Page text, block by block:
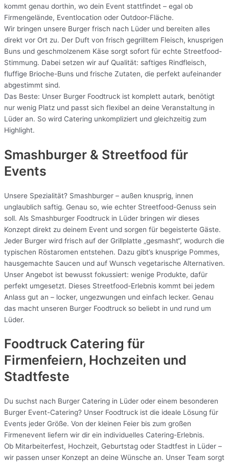
kommt genau dorthin, wo dein Event stattfindet – egal ob
Firmengelände, Eventlocation oder Outdoor-Fläche.
Wir bringen unsere Burger frisch nach Lüder und bereiten alles
direkt vor Ort zu. Der Duft von frisch gegrilltem Fleisch, knusprigen
Buns und geschmolzenem Käse sorgt sofort für echte Streetfood-
Stimmung. Dabei setzen wir auf Qualität: saftiges Rindfleisch,
fluffige Brioche-Buns und frische Zutaten, die perfekt aufeinander
abgestimmt sind.
Das Beste: Unser Burger Foodtruck ist komplett autark, benötigt
nur wenig Platz und passt sich flexibel an deine Veranstaltung in
Lüder an. So wird Catering unkompliziert und gleichzeitig zum
Highlight.
Smashburger & Streetfood für
Events
Unsere Spezialität? Smashburger – außen knusprig, innen
unglaublich saftig. Genau so, wie echter Streetfood-Genuss sein
soll. Als Smashburger Foodtruck in Lüder bringen wir dieses
Konzept direkt zu deinem Event und sorgen für begeisterte Gäste.
Jeder Burger wird frisch auf der Grillplatte „gesmasht“, wodurch die
typischen Röstaromen entstehen. Dazu gibt’s knusprige Pommes,
hausgemachte Saucen und auf Wunsch vegetarische Alternativen.
Unser Angebot ist bewusst fokussiert: wenige Produkte, dafür
perfekt umgesetzt. Dieses Streetfood-Erlebnis kommt bei jedem
Anlass gut an – locker, ungezwungen und einfach lecker. Genau
das macht unseren Burger Foodtruck so beliebt in und rund um
Lüder.
Foodtruck Catering für
Firmenfeiern, Hochzeiten und
Stadtfeste
Du suchst nach Burger Catering in Lüder oder einem besonderen
Burger Event-Catering? Unser Foodtruck ist die ideale Lösung für
Events jeder Größe. Von der kleinen Feier bis zum großen
Firmenevent liefern wir dir ein individuelles Catering-Erlebnis.
Ob Mitarbeiterfest, Hochzeit, Geburtstag oder Stadtfest in Lüder –
wir passen unser Konzept an deine Wünsche an. Unser Team sorgt